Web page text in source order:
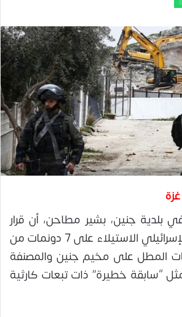
بلدية جنين، بشير مطاحن، أن قرار
سلطات الاحتلال الإسرائيلي الاستيلاء على 7 دونمات من
المطل على مخيم جنين والمصنفة
“سابقة خطيرة” ذات تبعات كارثية